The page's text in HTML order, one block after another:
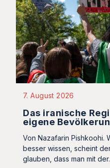
7. August 2026
Das iranische
eigene
Von Nazafarin Pishkoohi.
besser wissen, scheint
glauben, dass man mit